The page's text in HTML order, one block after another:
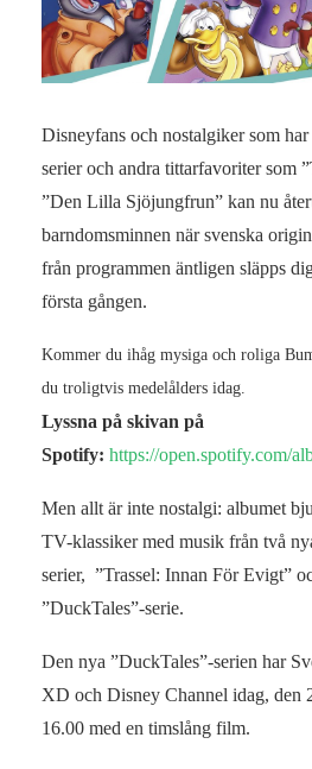
Disneyfans och nostalgiker som
serier och andra tittarfavoriter som
”Den Lilla Sjöjungfrun” kan nu
barndomsminnen när svenska
från programmen äntligen släpps
första gången.
Kommer du ihåg mysiga och roliga
du troligtvis medelålders idag.
Lyssna på skivan på
Spotify: https://open.spotify.com/
Men allt är inte nostalgi: albumet
TV-klassiker med musik från två
serier, ”Trassel: Innan För Evigt”
”DuckTales”-serie.
Den nya ”DuckTales”-serien har
XD och Disney Channel idag, den
16.00 med en timslång film.